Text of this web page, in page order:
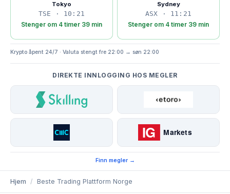
Tokyo
TSE · 10:21
Stenger om 4 timer 39 min
Sydney
ASX · 11:21
Stenger om 4 timer 39 min
Krypto åpent 24/7 · Valuta stengt fre 22:00 → søn 22:00
DIREKTE INNLOGGING HOS MEGLER
Finn megler →
Hjem / Beste Trading Plattform Norge